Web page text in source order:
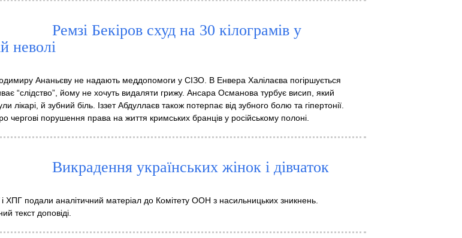
Ремзі Бекіров схуд на 30 кілограмів у
неволі
Ананьєву не надають меддопомоги у СІЗО. В Енвера Халілаєва погіршується
“слідство”, йому не хочуть видаляти грижу. Ансара Османова турбує висип, який
лікарі, й зубний біль. Іззет Абдуллаєв також потерпає від зубного болю та гіпертонії.
чергові порушення права на життя кримських бранців у російському полоні.
Викрадення українських жінок і дівчаток
ХПГ подали аналітичний матеріал до Комітету ООН з насильницьких зникнень.
текст доповіді.